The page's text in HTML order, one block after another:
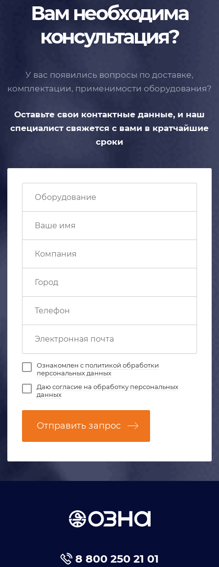
Вам необходима
консультация?
У вас появились вопросы по доставке,
комплектации, применимости оборудования?
Оставьте свои контактные данные, и наш
специалист свяжется с вами в кратчайшие
сроки
Ознакомлен с политикой обработки
персональных данных
Даюсогласие на обработку персональных
данных
Отправить запрос
8 800 250 21 01